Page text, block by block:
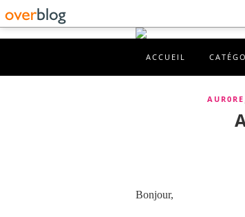
ACCUEIL
AUR0RE
Bonjour,